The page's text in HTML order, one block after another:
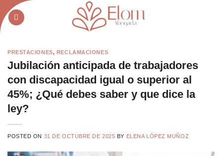
Saltar
al
contenido
PRESTACIONES, RECLAMACIONES
Jubilación anticipada de trabajadores
con discapacidad igual o superior al
45%; ¿Qué debes saber y que dice la
ley?
POSTED ON 31 DE OCTUBRE DE 2025 BY ELENA LÓPEZ MUÑOZ